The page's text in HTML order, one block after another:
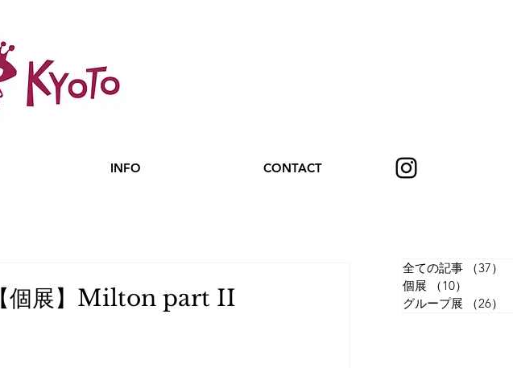
INFO CONTACT
【個展】Milton part II
全ての記事 （37）
個展
（10）
グループ展
（26）